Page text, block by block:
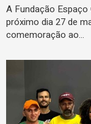
A Fundação Espaço
próximo dia 27 de
comemoração ao…